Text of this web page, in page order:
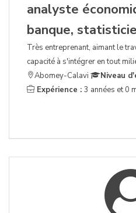
analyste
banque,
Très entreprenant, aimant le
capacité à s'intégrer en tout
Abomey-Calavi
Niveau
Expérience : 3 années et 0